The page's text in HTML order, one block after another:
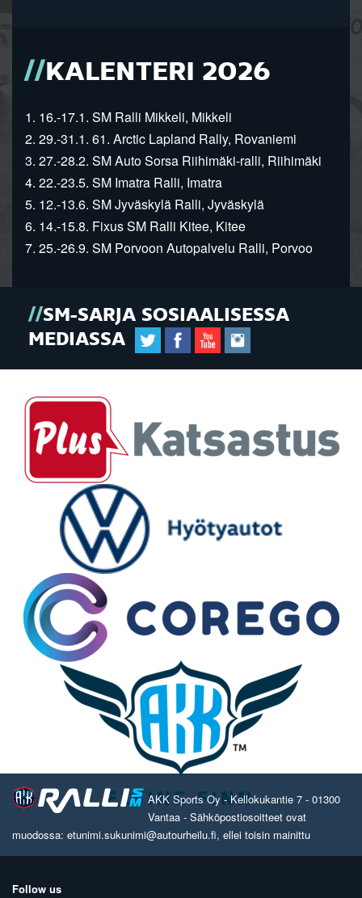
KALENTERI 2026
1. 16.-17.1. SM Ralli Mikkeli, Mikkeli
2. 29.-31.1. 61. Arctic Lapland Rally, Rovaniemi
3. 27.-28.2. SM Auto Sorsa Riihimäki-ralli, Riihimäki
4. 22.-23.5. SM Imatra Ralli, Imatra
5. 12.-13.6. SM Jyväskylä Ralli, Jyväskylä
6. 14.-15.8. Fixus SM Ralli Kitee, Kitee
7. 25.-26.9. SM Porvoon Autopalvelu Ralli, Porvoo
SM-SARJA SOSIAALISESSA
MEDIASSA
AKK Sports Oy - Kellokukantie 7 - 01300
Vantaa - Sähköpostiosoitteet ovat
muodossa: etunimi.sukunimi@autourheilu.fi, ellei toisin mainittu
Follow us